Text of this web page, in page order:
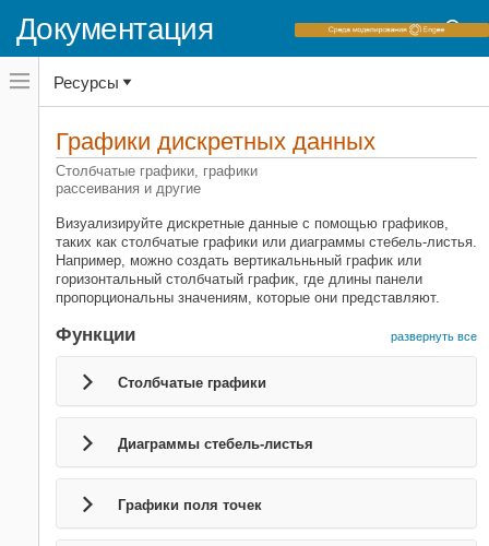
Документация
Переключатель
навигационного
меню
переключатель
навигационного
MATLAB
Графика
2D и 3D-графики
Категория
Линейные графики
Графики распределения данных
Географические графики
Графики в полярной системе
координат
Контурные графики
Векторные поля
Площади, объемы и многоугольники
Анимация
Ресурсы
Графики дискретных данных
Столбчатые графики, графики
рассеивания и другие
Визуализируйте дискретные данные с помощью графиков,
таких как столбчатые графики или диаграммы стебель-листья.
Например, можно создать вертикальньный график или
горизонтальный столбчатый график, где длины панели
пропорциональны значениям, которые они представляют.
Функции развернуть все
Столбчатые графики
Диаграммы стебель-листья
Графики поля точек